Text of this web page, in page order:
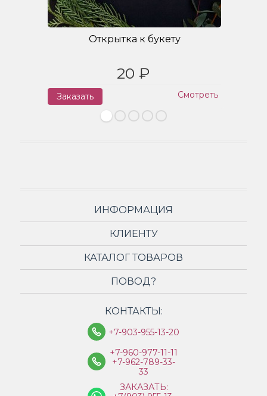
Открытка к букету
20 ₽
Заказать Смотреть
ИНФОРМАЦИЯ
КЛИЕНТУ
КАТАЛОГ ТОВАРОВ
ПОВОД?
КОНТАКТЫ:
+7-903-955-13-20
+7-960-977-11-11
+7-962-789-33-
33
ЗАКАЗАТЬ: